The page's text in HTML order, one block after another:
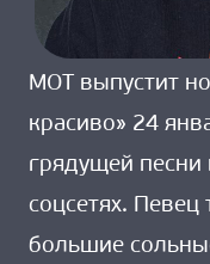
МОТ выпустит
красиво» 24
грядущей песни
соцсетях.
большие